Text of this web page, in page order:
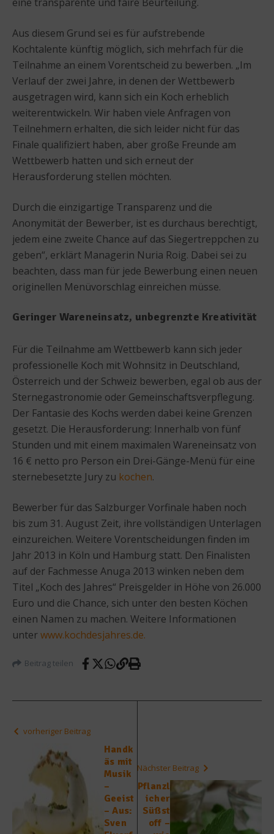
Aus diesem Grund sei es für aufstrebende
Kochtalente künftig möglich, sich mehrfach für die
Teilnahme an einem Vorentscheid zu bewerben. „Im
Verlauf der zwei Jahre, in denen der Wettbewerb
ausgetragen wird, kann sich ein Koch erheblich
weiterentwickeln. Wir haben viele Anfragen von
Teilnehmern erhalten, die sich leider nicht für das
Finale qualifiziert haben, aber große Freunde am
Wettbewerb hatten und sich erneut der
Herausforderung stellen möchten.
Durch die einzigartige Transparenz und die
Anonymität der Bewerber, ist es durchaus berechtigt,
jedem eine zweite Chance auf das Siegertreppchen zu
geben“, erklärt Managerin Nuria Roig. Dabei sei zu
beachten, dass man für jede Bewerbung einen neuen
originellen Menüvorschlag einreichen müsse.
Geringer Wareneinsatz, unbegrenzte Kreativität
Für die Teilnahme am Wettbewerb kann sich jeder
professionelle Koch mit Wohnsitz in Deutschland,
Österreich und der Schweiz bewerben, egal ob aus der
Sternegastronomie oder Gemeinschaftsverpflegung.
Der Fantasie des Kochs werden dabei keine Grenzen
gesetzt. Die Herausforderung: Innerhalb von fünf
Stunden und mit einem maximalen Wareneinsatz von
16 € netto pro Person ein Drei-Gänge-Menü für eine
sternebesetzte Jury zu kochen.
Bewerber für das Salzburger Vorfinale haben noch
bis zum 31. August Zeit, ihre vollständigen Unterlagen
einzureichen. Weitere Vorentscheidungen finden im
Jahr 2013 in Köln und Hamburg statt. Den Finalisten
auf der Fachmesse Anuga 2013 winken neben dem
Titel „Koch des Jahres“ Preisgelder in Höhe von 26.000
Euro und die Chance, sich unter den besten Köchen
einen Namen zu machen. Weitere Informationen
unterwww.kochdesjahres.de.
Beitrag teilen
vorheriger Beitrag
Handk
äs mit
Musik
–
Geeist
– Aus:
Sven
Nächster Beitrag
Pflanzl
icher
Süßst
off –